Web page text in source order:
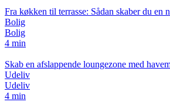
Fra køkken til terrasse: Sådan skaber du en
Bolig
Bolig
4 min
Skab en afslappende loungezone med
Udeliv
Udeliv
4 min